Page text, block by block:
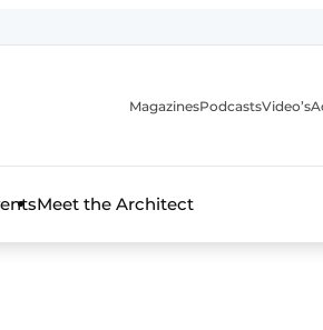
MagazinesPodcastsVideo’s
Meet the Architect